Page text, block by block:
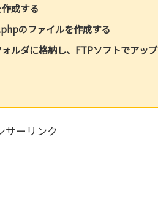
成する
のファイルを作成する
ダに格納し、FTPソフトでアップ
サーリンク